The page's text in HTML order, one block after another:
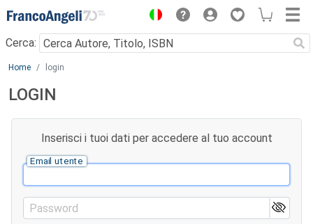
Menu
Cerca:
Main content
Home login
LOGIN
Inserisci i tuoi dati per accedere al tuo account
Email utente
Password